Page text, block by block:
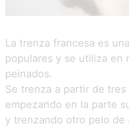
La trenza francesa es
populares y se utiliza en
peinados.
Se trenza a partir de
empezando en la parte
y trenzando otro pelo de